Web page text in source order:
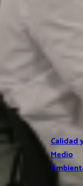
Calidad
Medio